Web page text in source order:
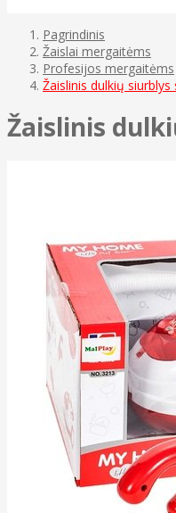
Pagrindinis
Žaislai mergaitėms
Profesijos mergaitėms
Žaislinis dulkių
Žaislinis